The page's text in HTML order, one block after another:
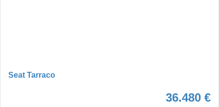
Seat Tarraco
36.480 €